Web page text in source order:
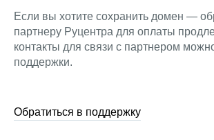
Если вы хотите сохранить домен —
партнеру Руцентра для оплаты
контакты для связи с партнером
поддержки.
Обратиться в поддержку